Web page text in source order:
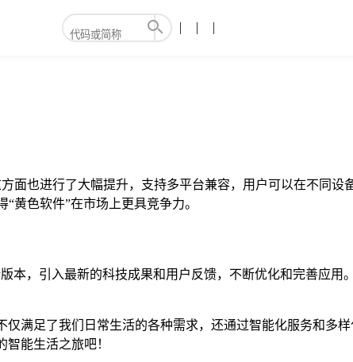
面也进行了大幅提升，支持多平台兼容，用户可以在不同
黄色软件”在市场上更具竞争力。
本，引入最新的科技成果和用户反馈，不断优化和完善应用
满足了我们日常生活的各种需求，还通过智能化服务和多
能生活之旅吧！